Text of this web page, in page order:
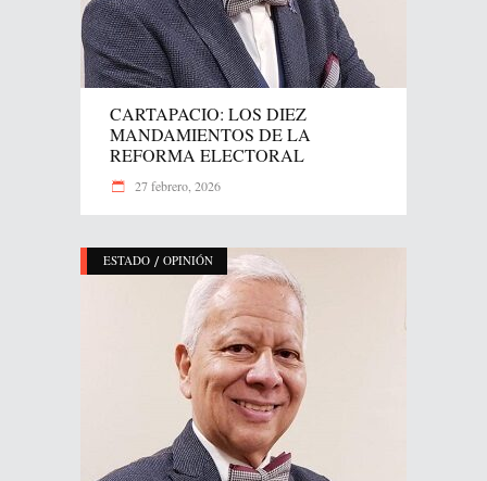
CARTAPACIO: LOS DIEZ
MANDAMIENTOS DE LA
REFORMA ELECTORAL
27 febrero, 2026
ESTADO / OPINIÓN